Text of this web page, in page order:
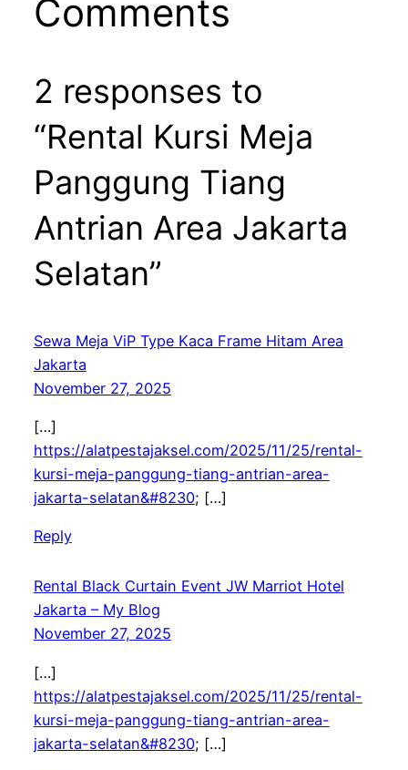
Comments
2 responses to
“Rental Kursi Meja
Panggung Tiang
Antrian Area Jakarta
Selatan”
Sewa Meja ViP Type Kaca Frame Hitam Area
Jakarta
November 27, 2025
[…]
https://alatpestajaksel.com/2025/11/25/rental-
kursi-meja-panggung-tiang-antrian-area-
jakarta-selatan&#8230; […]
Reply
Rental Black Curtain Event JW Marriot Hotel
Jakarta – My Blog
November 27, 2025
[…]
https://alatpestajaksel.com/2025/11/25/rental-
kursi-meja-panggung-tiang-antrian-area-
jakarta-selatan&#8230; […]